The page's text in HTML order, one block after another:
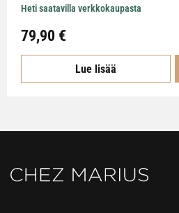
Heti saatavilla verkkokaupasta
79,90 €
Lue lisää